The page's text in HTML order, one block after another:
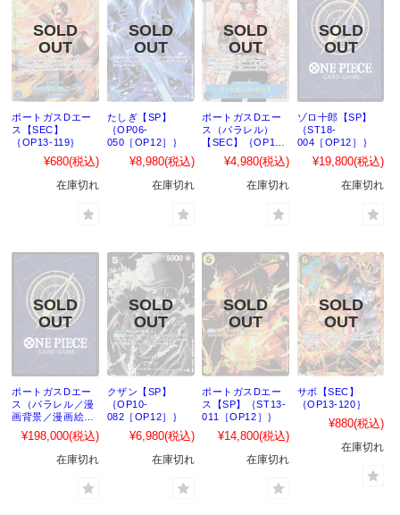
ポートガスDエー
ス【SEC】
｛OP13-119｝
¥680(税込)
在庫切れ
たしぎ【SP】
｛OP06-
050［OP12］｝
¥8,980(税込)
在庫切れ
ポートガスDエー
ス（パラレル）
【SEC】｛OP13-
119｝¥4,980(税込)
在庫切れ
ゾロ十郎【SP】
｛ST18-
004［OP12］｝
¥19,800(税込)
在庫切れ
ポートガスDエー
ス（パラレル／漫
画背景／漫画絵）
【SEC】｛OP13-
119｝
¥198,000(税込)
在庫切れ
クザン【SP】
｛OP10-
082［OP12］｝
¥6,980(税込)
在庫切れ
ポートガスDエー
ス【SP】｛ST13-
011［OP12］｝
¥14,800(税込)
在庫切れ
サボ【SEC】
｛OP13-120｝
¥880(税込)
在庫切れ